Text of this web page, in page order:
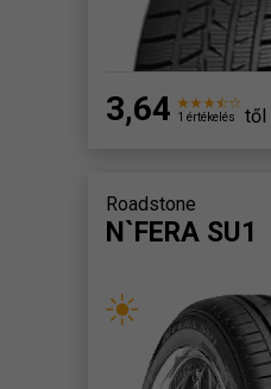
3,64 1 értékelés től
Roadstone
N`FERA SU1